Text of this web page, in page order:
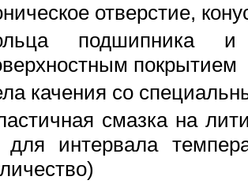
отверстие,
подшипника
покрытием
качения со
смазка на
для интервала